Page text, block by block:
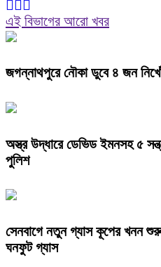
এই বিভাগের আরো খবর
জগন্নাথপুরে নৌকা ডুবে ৪ জন
অস্ত্র উদ্ধারে ডেভিড ইমনসহ ৫
পুলিশ
সেনবাগে নতুন গ্যাস কূপের খনন
ঘনফুট গ্যাস